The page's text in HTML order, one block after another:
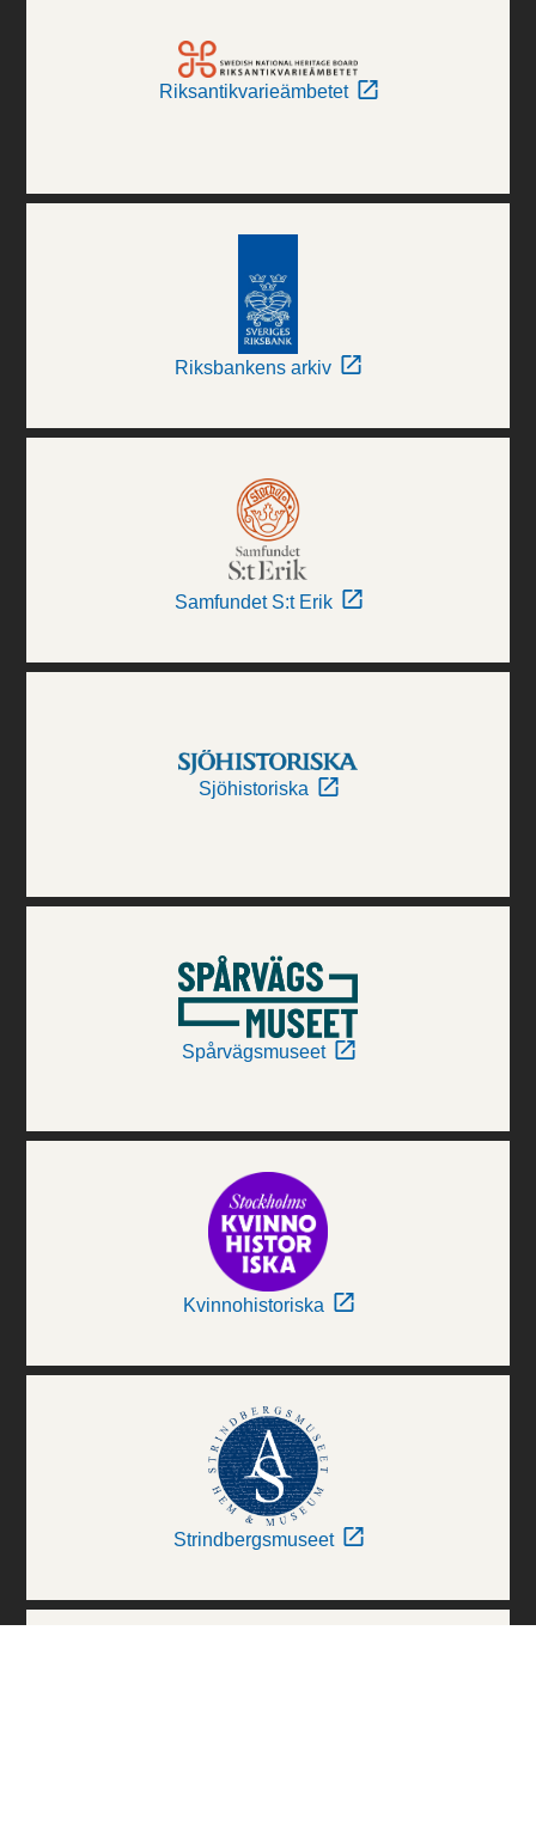
Riksantikvarieämbetet
Riksbankens arkiv
Samfundet S:t Erik
Sjöhistoriska
Spårvägsmuseet
Kvinnohistoriska
Strindbergsmuseet